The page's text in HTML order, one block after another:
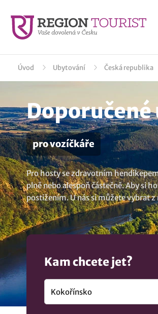
Úvod Ubytování Česká republika
pro vozíčkáře
Pro hosty se zdravotním
plně nebo alespoň částečně. Aby si
postižením. U nás si můžete vybrat
pohybovým postižením. Objednejte
Kokořínsko
Kam chcete jet?